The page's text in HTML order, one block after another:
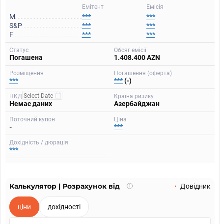
Емісія
Емітент
M ***
***
S&P
***
***
F
***
***
Статус
Погашена
Обсяг емісії
1.408.400 AZN
Розміщення
***
Погашення (оферта)
***(-)
НКД
Немає даних
Країна ризику
Азербайджан
Поточний купон
-
Ціна
***
Дохідність / дюрація
***
Калькулятор | Розрахунок від
Що
Довідник
ціни дохідності